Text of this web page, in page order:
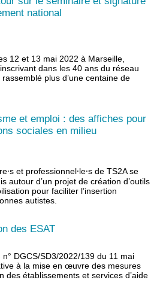
national
12 et 13 mai 2022 à Marseille,
dans les 40 ans du réseau
plus d’une centaine de
et emploi : des affiches pour
sociales en milieu
et professionnel⸱le⸱s de TS2A se
autour d’un projet de création d’outils
pour faciliter l’insertion
autistes.
des ESAT
n° DGCS/SD3/2022/139 du 11 mai
à la mise en œuvre des mesures
des établissements et services d’aide